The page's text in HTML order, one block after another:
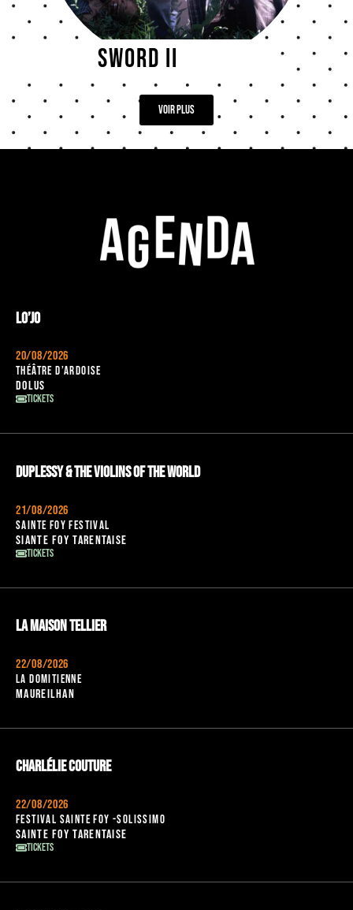
SWORD II
Voir plus
Lo’Jo
20/08/2026
Théâtre d’Ardoise
Dolus
Tickets
Duplessy & the violins of the world
21/08/2026
Sainte foy festival
Siante foy tarentaise
Tickets
La Maison Tellier
22/08/2026
La domitienne
Maureilhan
Charlélie Couture
22/08/2026
Festival Sainte Foy -Solissimo
Sainte Foy Tarentaise
Tickets